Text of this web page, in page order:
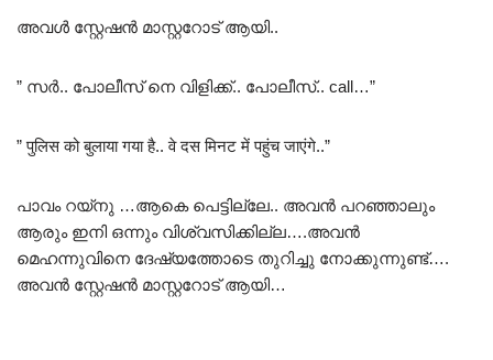
അവൾ സ്റ്റേഷൻ മാസ്റ്ററോട് ആയി..
” സർ.. പോലീസ് നെ വിളിക്ക്.. പോലീസ്.. call…”
” पुलिस को बुलाया गया है.. वे दस मिनट में पहुंच जाएंगे..”
പാവം റയ്നു …ആകെ പെട്ടില്ലേ.. അവൻ പറഞ്ഞാലും
ആരും ഇനി ഒന്നും വിശ്വസിക്കില്ല….അവൻ
മെഹന്നുവിനെ ദേഷ്യത്തോടെ തുറിച്ചു നോക്കുന്നുണ്ട്….
അവൻ സ്റ്റേഷൻ മാസ്റ്ററോട് ആയി…